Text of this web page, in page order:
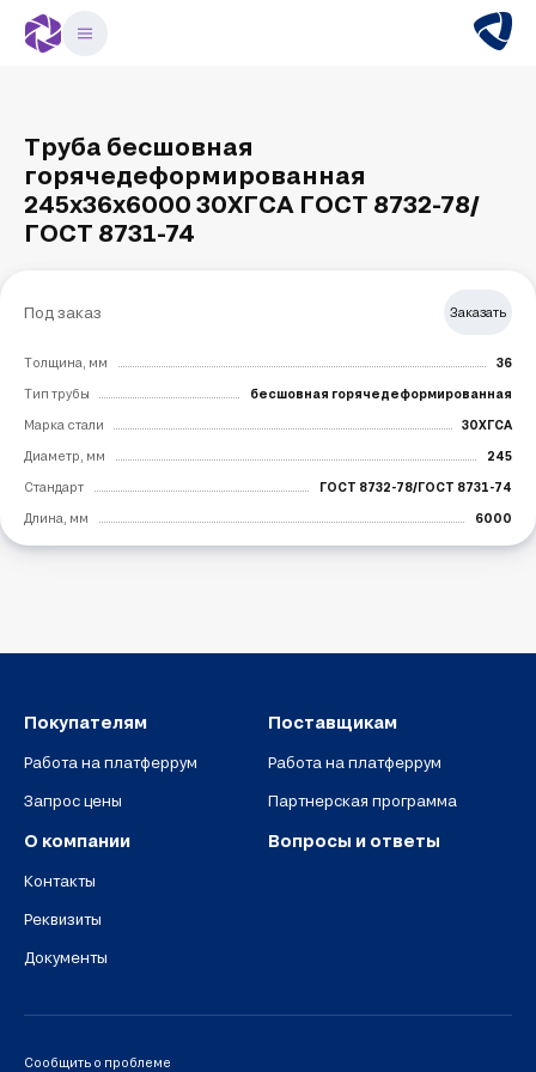
Труба бесшовная
горячедеформированная
245х36х6000 30ХГСА ГОСТ 8732-78/
ГОСТ 8731-74
Под заказ Заказать
Толщина, мм 36
Тип трубы бесшовная горячедеформированная
Марка стали 30ХГСА
Диаметр, мм 245
Стандарт ГОСТ 8732-78/ГОСТ 8731-74
Длина, мм 6000
Покупателям
Работа на платферрум
Запрос цены
Поставщикам
Работа на платферрум
Партнерская программа
О компании
Контакты
Реквизиты
Документы
Вопросы и ответы
Сообщить о проблеме